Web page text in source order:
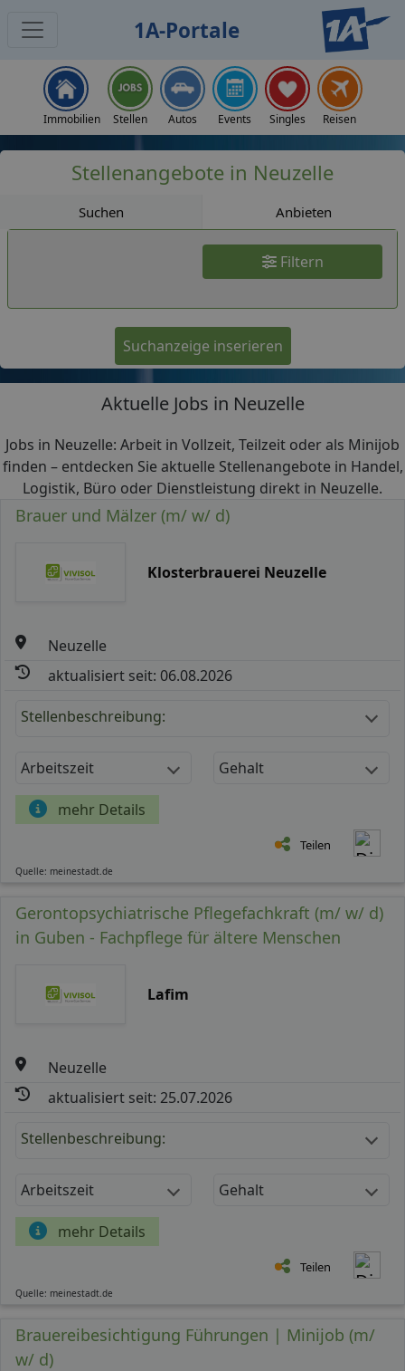
1A-Portale
Immobilien Stellen Autos Events Singles Reisen
Stellenangebote in Neuzelle
Suchen Anbieten
Filtern
Suchanzeige inserieren
Aktuelle Jobs in Neuzelle
Jobs in Neuzelle: Arbeit in Vollzeit, Teilzeit oder als Minijob
finden – entdecken Sie aktuelle Stellenangebote in Handel,
Logistik, Büro oder Dienstleistung direkt in Neuzelle.
Brauer und Mälzer (m/ w/ d)
Klosterbrauerei Neuzelle
Neuzelle
aktualisiert seit: 06.08.2026
Stellenbeschreibung:
Arbeitszeit Gehalt
mehr Details
Teilen
Quelle: meinestadt.de
Gerontopsychiatrische Pflegefachkraft (m/ w/ d)
in Guben - Fachpflege für ältere Menschen
Lafim
Neuzelle
aktualisiert seit: 25.07.2026
Stellenbeschreibung:
Arbeitszeit Gehalt
mehr Details
Teilen
Quelle: meinestadt.de
Brauereibesichtigung Führungen | Minijob (m/
w/ d)